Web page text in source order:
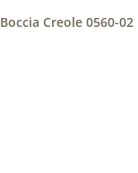
Boccia Creole 0560-02